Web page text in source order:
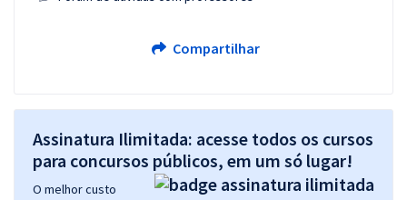
Compartilhar
Assinatura Ilimitada: acesse todos os cursos
para concursos públicos, em um só lugar!
O melhor custo